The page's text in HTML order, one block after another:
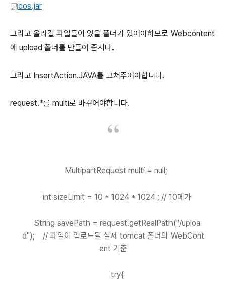
cos.jar
그리고 올라갈 파일들이 있을 폴더가 있어야하므로 Webcontent
에 upload 폴더를 만들어 줍시다.
그리고 InsertAction.JAVA를 고쳐주어야합니다.
request.*를 multi로 바꾸어야합니다.
MultipartRequest multi = null;
int sizeLimit = 10 * 1024 * 1024 ; // 10메가
String savePath = request.getRealPath("/uploa
d"); // 파일이 업로드될 실제 tomcat 폴더의 WebCont
ent 기준
try{